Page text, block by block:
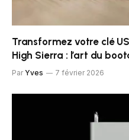
Transformez votre clé
High Sierra : l’art du
Par Yves 7 février 2026